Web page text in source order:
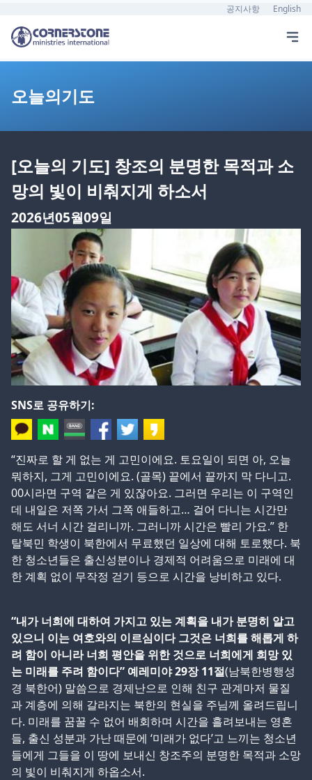
공지사항 English
오늘의기도
[오늘의 기도] 창조의 분명한 목적과 소
망의 빛이 비춰지게 하소서
2026년05월09일
SNS로 공유하기:
“진짜로 할 게 없는 게 고민이에요. 토요일이 되면 아, 오늘
뭐하지, 그게 고민이에요. (골목) 끝에서 끝까지 막 다니고.
00시라면 구역 같은 게 있잖아요. 그러면 우리는 이 구역인
데 내일은 저쪽 가서 그쪽 애들하고… 걸어 다니는 시간만
해도 서너 시간 걸리니까. 그러니까 시간은 빨리 가요.” 한
탈북민 학생이 북한에서 무료했던 일상에 대해 토로했다. 북
한 청소년들은 출신성분이나 경제적 어려움으로 미래에 대
한 계획 없이 무작정 걷기 등으로 시간을 낭비하고 있다.
“내가 너희에 대하여 가지고 있는 계획을 내가 분명히 알고
있으니 이는 여호와의 이르심이다 그것은 너희를 해롭게 하
려 함이 아니라 너희 평안을 위한 것으로 너희에게 희망 있
는 미래를 주려 함이다” 예레미야 29장 11절(남북한병행성
경 북한어) 말씀으로 경제난으로 인해 친구 관계마저 물질
과 계층에 의해 갈라지는 북한의 현실을 주님께 올려드립니
다. 미래를 꿈꿀 수 없어 배회하며 시간을 흘려보내는 영혼
들, 출신 성분과 가난 때문에 ‘미래가 없다’고 느끼는 청소년
들에게 그들을 이 땅에 보내신 창조주의 분명한 목적과 소망
의 빛이 비춰지게 하옵소서.